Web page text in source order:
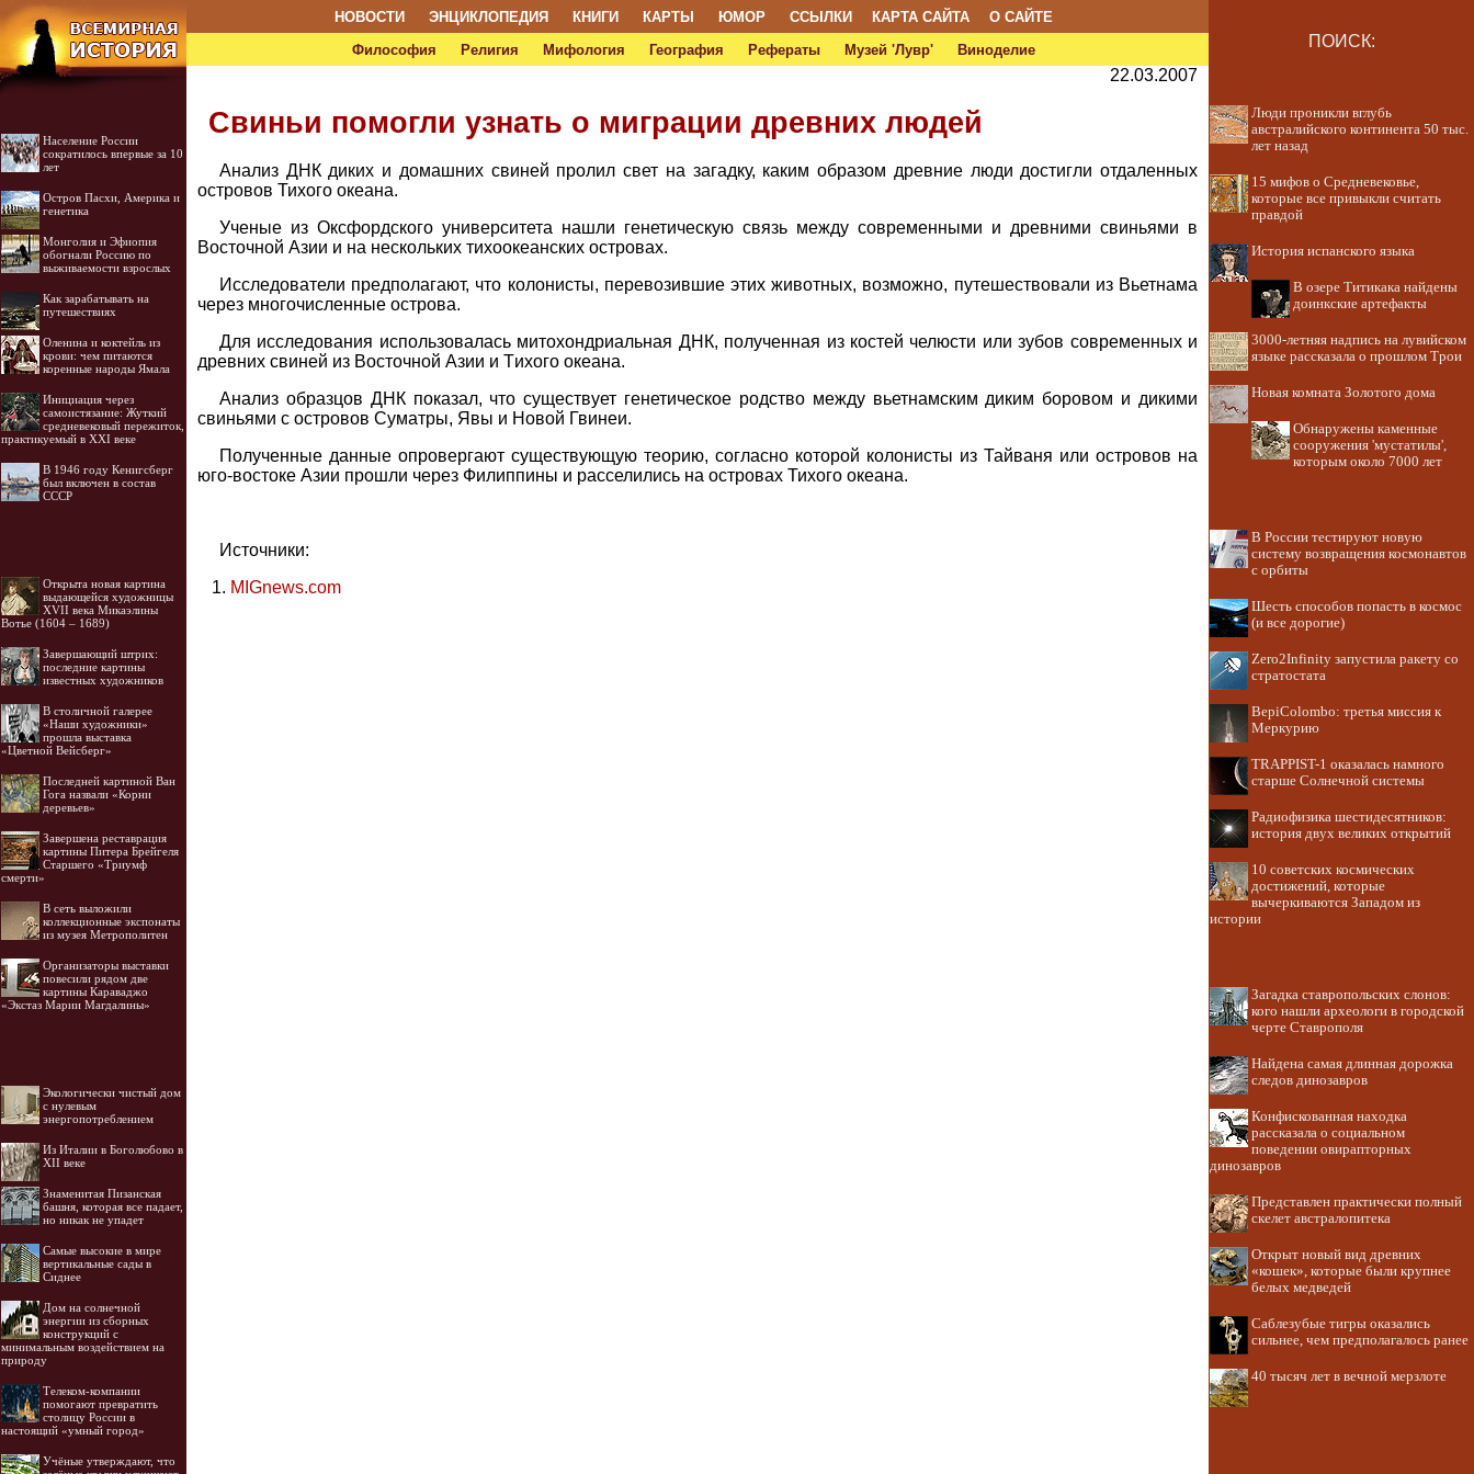
НОВОСТИ ЭНЦИКЛОПЕДИЯ КНИГИ КАРТЫ ЮМОР ССЫЛКИ КАРТА САЙТА
О САЙТЕ
Философия
Религия Мифология География Рефераты Музей 'Лувр' Виноделие ПОИСК:
Население России
сократилось впервые за 10
лет
Остров Пасхи, Америка и
генетика
Монголия и Эфиопия
обогнали Россию по
выживаемости взрослых
Как зарабатывать на
путешествиях
Оленина и коктейль из
крови: чем питаются
коренные народы Ямала
Инициация через
самоистязание: Жуткий
средневековый пережиток,
практикуемый в XXI веке
В 1946 году Кенигсберг
был включен в состав
СССР
Открыта новая картина
выдающейся художницы
XVII века Микаэлины
Вотье (1604 – 1689)
Завершающий штрих:
последние картины
известных художников
В столичной галерее
«Наши художники»
прошла выставка
«Цветной Вейсберг»
Последней картиной Ван
Гога назвали «Корни
деревьев»
Завершена реставрация
картины Питера Брейгеля
Старшего «Триумф
смерти»
В сеть выложили
коллекционные экспонаты
из музея Метрополитен
Организаторы выставки
повесили рядом две
картины Караваджо
«Экстаз Марии Магдалины»
Экологически чистый дом
с нулевым
энергопотреблением
Из Италии в Боголюбово в
XII веке
Знаменитая Пизанская
башня, которая все падает,
но никак не упадет
Самые высокие в мире
вертикальные сады в
Сиднее
Дом на солнечной
энергии из сборных
конструкций с
минимальным воздействием на
природу
Телеком-компании
помогают превратить
столицу России в
настоящий «умный город»
Учёные утверждают, что
22.03.2007
Свиньи помогли узнать о миграции древних людей
Анализ ДНК диких и домашних свиней пролил свет на загадку, каким образом древние люди достигли отдаленных
островов Тихого океана.
Ученые из Оксфордского университета нашли генетическую связь между современными и древними свиньями в
Восточной Азии и на нескольких тихоокеанских островах.
Исследователи предполагают, что колонисты, перевозившие этих животных, возможно, путешествовали из Вьетнама
через многочисленные острова.
Для исследования использовалась митохондриальная ДНК, полученная из костей челюсти или зубов современных и
древних свиней из Восточной Азии и Tихого океана.
Анализ образцов ДНК показал, что существует генетическое родство между вьетнамским диким боровом и дикими
свиньями с островов Суматры, Явы и Новой Гвинеи.
Полученные данные опровергают существующую теорию, согласно которой колонисты из Тайваня или островов на
юго-востоке Азии прошли через Филиппины и расселились на островах Тихого океана.
Источники:
MIGnews.com
Люди проникли вглубь
австралийского континента 50 тыс.
лет назад
15 мифов о Средневековье,
которые все привыкли считать
правдой
История испанского языка
В озере Титикака найдены
доинкские артефакты
3000-летняя надпись на лувийском
языке рассказала о прошлом Трои
Новая комната Золотого дома
Обнаружены каменные
сооружения 'мустатилы',
которым около 7000 лет
В России тестируют новую
систему возвращения космонавтов
с орбиты
Шесть способов попасть в космос
(и все дорогие)
Zero2Infinity запустила ракету со
стратостата
BepiColombo: третья миссия к
Меркурию
TRAPPIST-1 оказалась намного
старше Солнечной системы
Радиофизика шестидесятников:
история двух великих открытий
10 советских космических
достижений, которые
вычеркиваются Западом из
истории
Загадка ставропольских слонов:
кого нашли археологи в городской
черте Ставрополя
Найдена самая длинная дорожка
следов динозавров
Конфискованная находка
рассказала о социальном
поведении овирапторных
динозавров
Представлен практически полный
скелет австралопитека
Открыт новый вид древних
«кошек», которые были крупнее
белых медведей
Саблезубые тигры оказались
сильнее, чем предполагалось ранее
40 тысяч лет в вечной мерзлоте